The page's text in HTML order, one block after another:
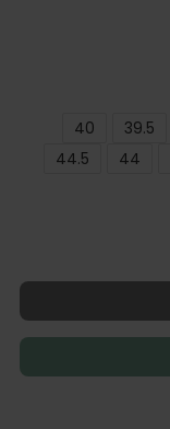
39.5
40
44
44.5